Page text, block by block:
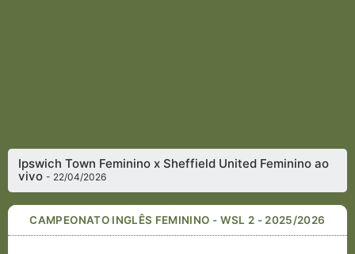
Ipswich Town Feminino x Sheffield United Feminino ao
vivo- 22/04/2026
CAMPEONATO INGLÊS FEMININO - WSL 2 - 2025/2026